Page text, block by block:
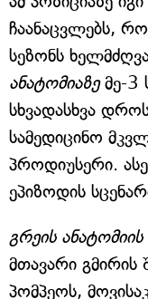
ჩაანაცვლებს,
სეზონს
ანატომიაზემე-3
სხვადასხვა
სამედიცინო
პროდიუსერი.
ეპიზოდის
გრეის ანატომიის
მთავარი
პომპეოს,